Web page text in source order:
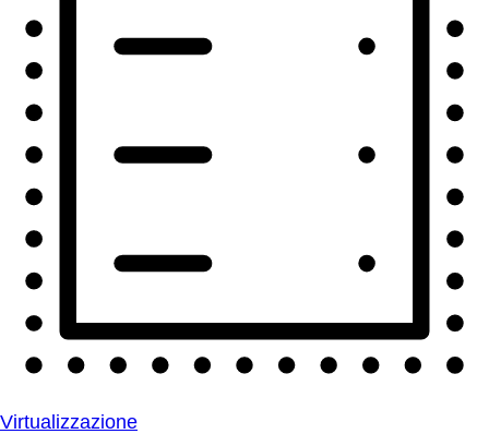
Virtualizzazione